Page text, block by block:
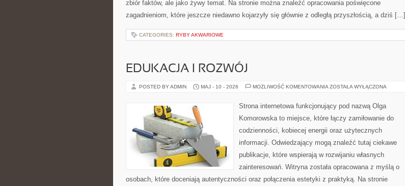
zbiór faktów, ale jako żywy temat. Na stronie można znaleźć opracowania poświęcone
zagadnieniom, które jeszcze niedawno kojarzyły się głównie z odległą przyszłością, a dziś […]
CATEGORIES: RYBY AKWARIOWE
EDUKACJA I ROZWÓJ
POSTED BY ADMIN MAJ - 10 - 2026 MOŻLIWOŚĆ KOMENTOWANIA EDUKACJA
ZOSTAŁA WYŁĄCZONA
Strona internetowa funkcjonujący pod nazwą Olga
Komorowska to miejsce, które łączy zamiłowanie do
codzienności, kobiecej energii oraz użytecznych
informacji. Odwiedzający mogą znaleźć tutaj ciekawe
publikacje, które wspierają w rozwijaniu własnych
zainteresowań. Witryna została opracowana z myślą o
osobach, które doceniają autentyczności oraz połączenia estetyki z praktyką. Na stronie